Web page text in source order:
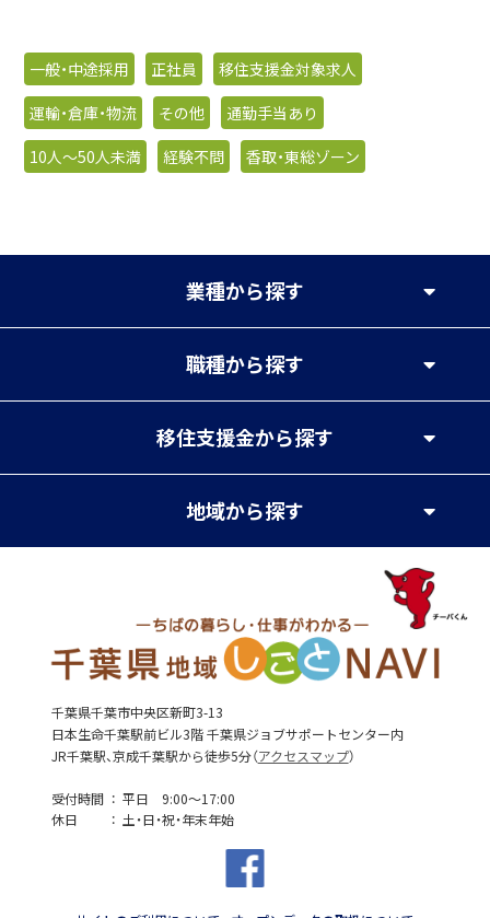
一般・中途採用 正社員
移住支援金対象求人
運輸・倉庫・物流
その他
通勤手当あり
10人〜50人未満
経験不問 香取・東総ゾーン
業種から探す
職種から探す
移住支援金から探す
地域から探す
千葉県千葉市中央区新町3-13
日本生命千葉駅前ビル3階 千葉県ジョブサポートセンター内
JR千葉駅、京成千葉駅から徒歩5分（アクセスマップ）
受付時間
平日 9:00～17:00
休日
土・日・祝・年末年始